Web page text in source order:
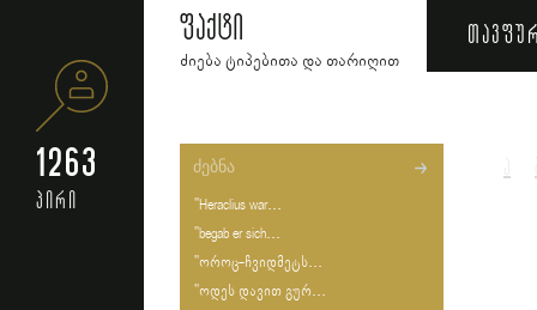
ფაქტი
ძიება ტიპებითა და თარიღით
1263
პირი
"Heraclius war...
"begab er sich...
"ოროც-ჩვიდმეტს...
"ოდეს დავით გურ...